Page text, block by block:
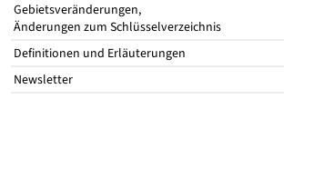
Gebietsveränderungen,
Änderungen zum Schlüsselverzeichnis
Definitionen und Erläuterungen
Newsletter